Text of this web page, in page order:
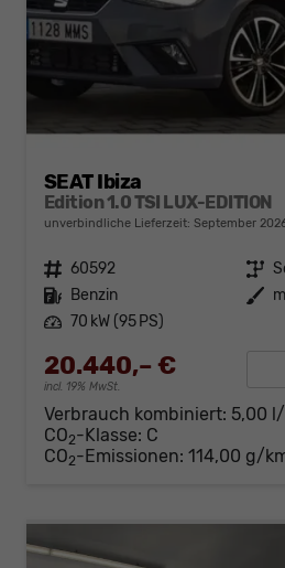
SEAT Ibiza
Edition 1.0 TSI LUX-EDITION
unverbindliche Lieferzeit: September
Fahrzeugnr. 60592 Getriebe
Kraftstoff Benzin Außenfarbe
Leistung 70 kW (95 PS)
20.440,– €
incl. 19% MwSt.
Verbrauch kombiniert: 5,00
CO2-Klasse: C
CO2-Emissionen: 114,00 g/